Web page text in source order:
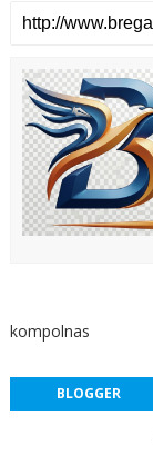
kompolnas
BLOGGER